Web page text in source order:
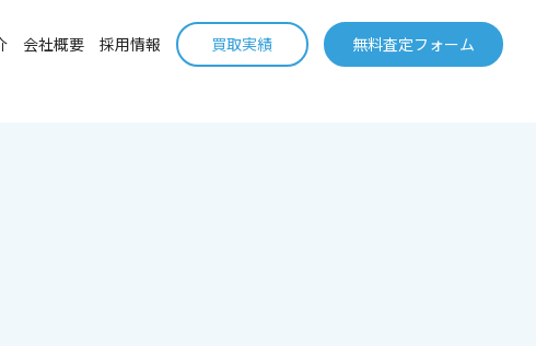
会社概要 採用情報 買取実績 無料査定フォーム